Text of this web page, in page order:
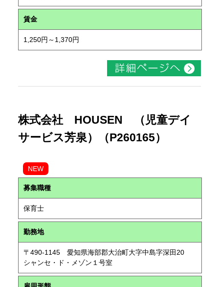
賃金
1,250円～1,370円
株式会社 HOUSEN （児童デイ
サービス芳泉）（P260165）
NEW
募集職種
保育士
勤務地
〒490-1145 愛知県海部郡大治町大字中島字深田20
シャンセ・ド・メゾン１号室